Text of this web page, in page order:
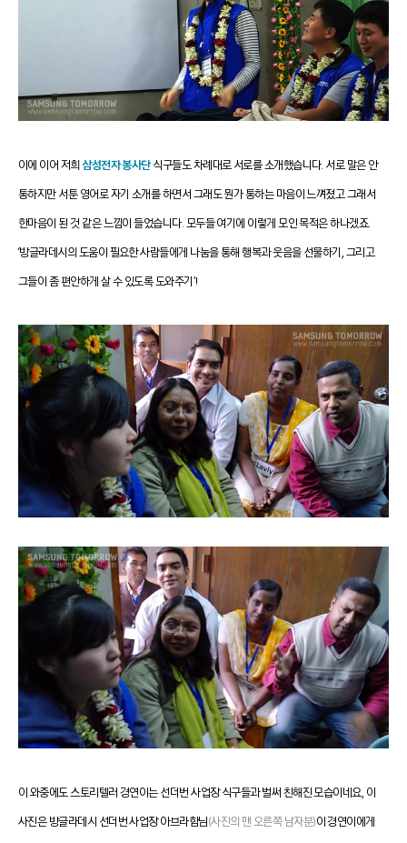
이에 이어 저희삼성전자 봉사단식구들도 차례대로 서로를 소개했습니다. 서로 말은 안
통하지만 서툰 영어로 자기 소개를 하면서 그래도 뭔가 통하는 마음이 느껴졌고 그래서
한마음이 된 것 같은 느낌이 들었습니다.모두들 여기에 이렇게 모인 목적은 하나겠죠.
‘방글라데시의 도움이 필요한 사람들에게 나눔을 통해 행복과 웃음을 선물하기, 그리고
그들이 좀 편안하게 살 수 있도록 도와주기’!
이 와중에도 스토리텔러 경연이는 선더번 사업장 식구들과 벌써 친해진 모습이네요, 이
사진은 방글라데시 선더번 사업장 아브라함님(사진의 맨 오른쪽 남자분)이 경연이에게